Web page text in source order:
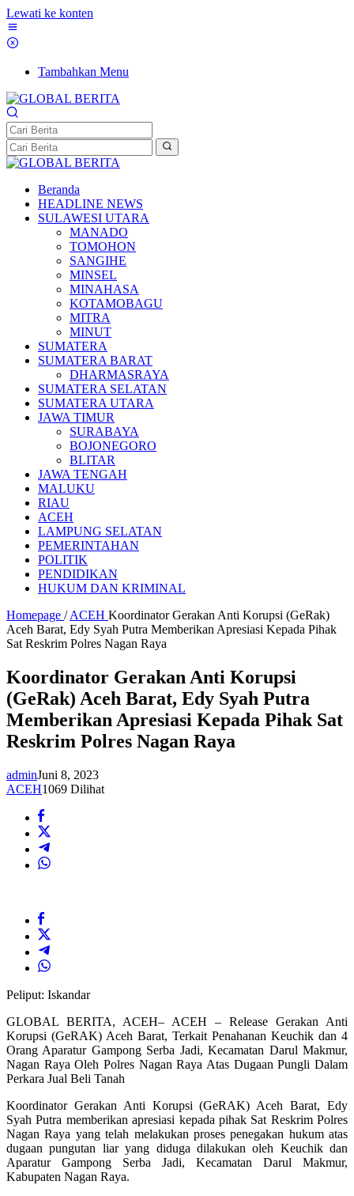
Lewati ke konten
Tambahkan Menu
Beranda
HEADLINE NEWS
SULAWESI UTARA
MANADO
TOMOHON
SANGIHE
MINSEL
MINAHASA
KOTAMOBAGU
MITRA
MINUT
SUMATERA
SUMATERA BARAT
DHARMASRAYA
SUMATERA SELATAN
SUMATERA UTARA
JAWA TIMUR
SURABAYA
BOJONEGORO
BLITAR
JAWA TENGAH
MALUKU
RIAU
ACEH
LAMPUNG SELATAN
PEMERINTAHAN
POLITIK
PENDIDIKAN
HUKUM DAN KRIMINAL
Homepage / ACEH Koordinator Gerakan Anti Korupsi (GeRak)
Aceh Barat, Edy Syah Putra Memberikan Apresiasi Kepada Pihak
Sat Reskrim Polres Nagan Raya
Koordinator Gerakan Anti Korupsi
(GeRak) Aceh Barat, Edy Syah Putra
Memberikan Apresiasi Kepada Pihak Sat
Reskrim Polres Nagan Raya
adminJuni 8, 2023
ACEH1069 Dilihat
Peliput: Iskandar
GLOBAL BERITA, ACEH– ACEH – Release Gerakan Anti
Korupsi (GeRAK) Aceh Barat, Terkait Penahanan Keuchik dan 4
Orang Aparatur Gampong Serba Jadi, Kecamatan Darul Makmur,
Nagan Raya Oleh Polres Nagan Raya Atas Dugaan Pungli Dalam
Perkara Jual Beli Tanah
Koordinator Gerakan Anti Korupsi (GeRAK) Aceh Barat, Edy
Syah Putra memberikan apresiasi kepada pihak Sat Reskrim Polres
Nagan Raya yang telah melakukan proses penegakan hukum atas
dugaan pungutan liar yang diduga dilakukan oleh Keuchik dan
Aparatur Gampong Serba Jadi, Kecamatan Darul Makmur,
Kabupaten Nagan Raya.